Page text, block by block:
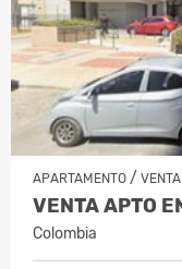
APARTAMENTO / VENTA
Colombia